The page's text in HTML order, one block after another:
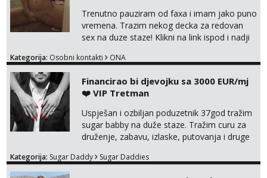
Trenutno pauziram od faxa i imam jako puno
vremena. Trazim nekog decka za redovan
sex na duze staze! Klikni na link ispod i nadji
Kategorija: Osobni kontakti ONA
Financirao bi djevojku sa 3000 EUR/mj
❤️ VIP Tretman
Uspješan i ozbiljan poduzetnik 37god tražim
sugar babby na duže staze. Tražim curu za
druženje, zabavu, izlaske, putovanja i druge
otvorena, komunikativna, zgodna i atraktivna
Kategorija: Sugar Daddy Sugar Daddies